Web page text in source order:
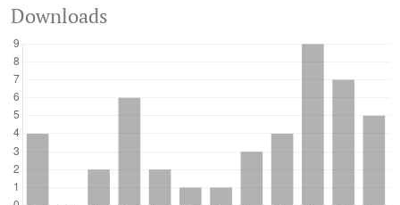
Downloads